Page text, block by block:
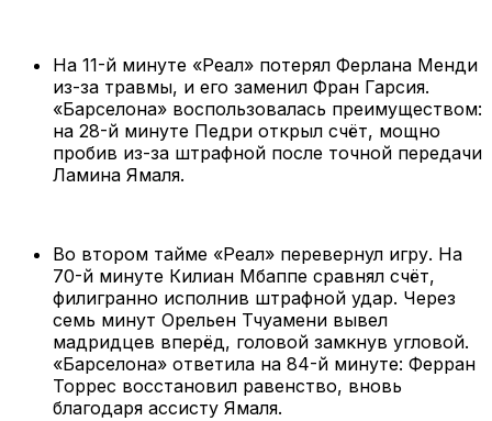
На 11-й минуте «Реал» потерял Ферлана Менди
из-за травмы, и его заменил Фран Гарсия.
«Барселона» воспользовалась преимуществом:
на 28-й минуте Педри открыл счёт, мощно
пробив из-за штрафной после точной передачи
Ламина Ямаля.
Во втором тайме «Реал» перевернул игру. На
70-й минуте Килиан Мбаппе сравнял счёт,
филигранно исполнив штрафной удар. Через
семь минут Орельен Тчуамени вывел
мадридцев вперёд, головой замкнув угловой.
«Барселона» ответила на 84-й минуте: Ферран
Торрес восстановил равенство, вновь
благодаря ассисту Ямаля.